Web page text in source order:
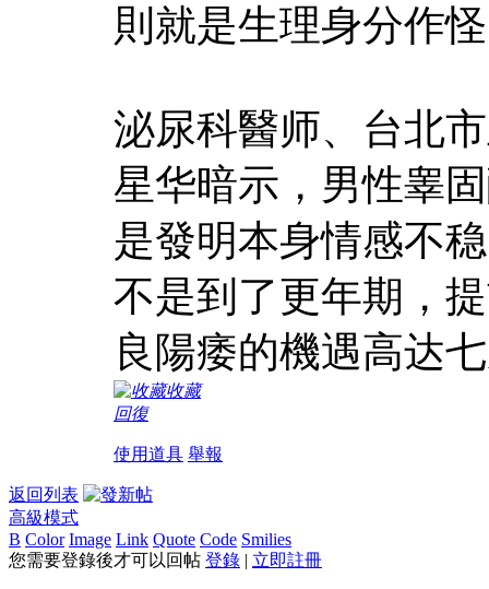
則就是生理身分作
泌尿科醫师、台北
星华暗示，男性睾
是發明本身情感不
不是到了更年期，
良陽痿的機遇高达
收藏
回復
使用道具 舉報
返回列表
高級模式
B Color Image Link Quote Code Smilies
您需要登錄後才可以回帖 登錄 | 立即註冊